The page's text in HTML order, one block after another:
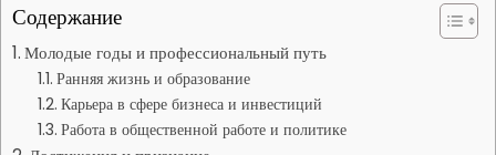
Содержание
Молодые годы и профессиональный путь
Ранняя жизнь и образование
Карьера в сфере бизнеса и инвестиций
Работа в общественной работе и политике